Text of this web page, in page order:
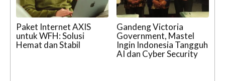
Paket Internet AXIS
untuk WFH: Solusi
Hemat dan Stabil
Gandeng Victoria
Government, Mastel
Ingin Indonesia Tangguh
AI dan Cyber Security